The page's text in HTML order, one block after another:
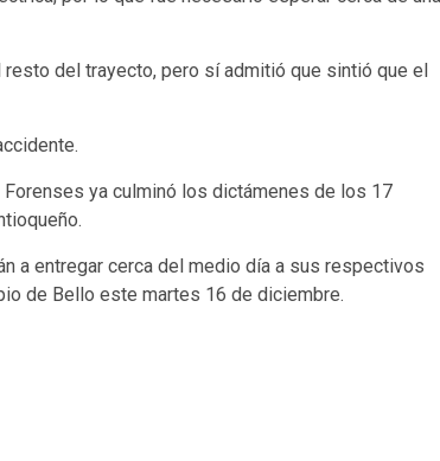
del trayecto, pero sí admitió que sintió que el
ya culminó los dictámenes de los 17
a entregar cerca del medio día a sus respectivos
de Bello este martes 16 de diciembre.